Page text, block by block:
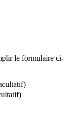
le formulaire ci-